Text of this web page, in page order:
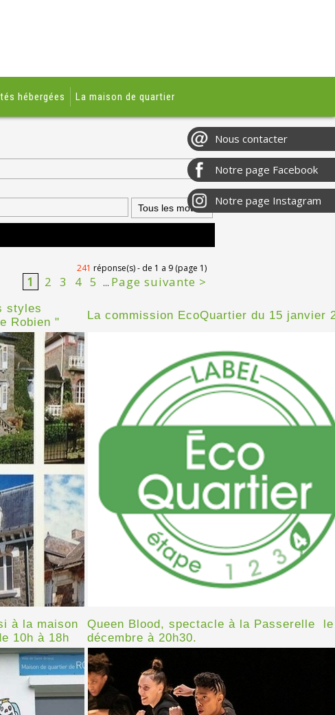
hébergées La maison de quartier
241 réponse(s) - de 1 a 9 (page 1)
1 2 3 4 5 ... Page suivante >
styles
Robien "
La commission EcoQuartier du 15 janvier
à la maison
10h à 18h
Queen Blood, spectacle à la Passerelle
décembre à 20h30.